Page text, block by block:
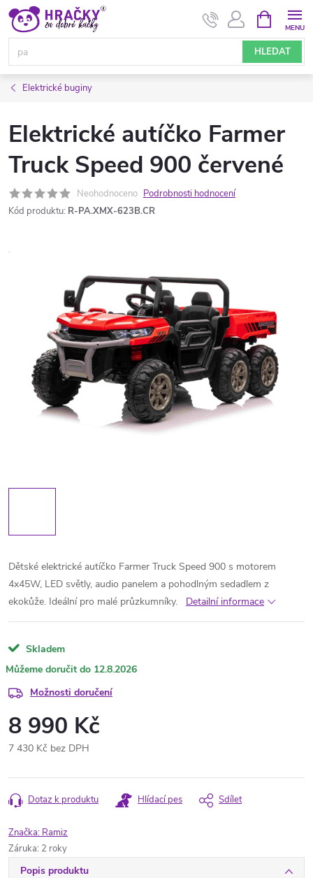
Přejít
obsah
HLEDAT
NÁKUPNÍ
KOŠÍK
Elektrické buginy
Elektrické autíčko Farmer
Truck Speed 900 červené
Neohodnoceno Podrobnosti hodnocení
Kód produktu: R-PA.XMX-623B.CR
Dětské elektrické autíčko Farmer Truck Speed 900 s motorem
4x45W, LED světly, audio panelem a pohodlným sedadlem z
ekokůže. Ideální pro malé průzkumníky.
Detailní informace
Skladem
12.8.2026
Možnosti doručení
8 990 Kč
7 430 Kč bez DPH
cena:
Dotaz k produktu Hlídací pes Sdílet
Značka: Ramiz
Záruka: 2 roky
Popis produktu